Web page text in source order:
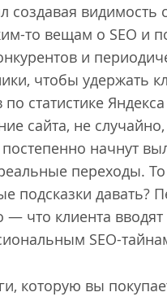
создавая видимость
то вещам о SEO и
и
чтобы удержать
статистике
сайта, не
начнут
переходы. То
подсказки давать?
что клиента
SEO-
которую вы